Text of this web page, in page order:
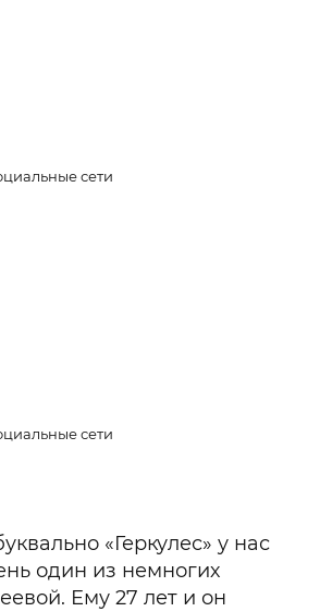
сети
сети
«Геркулес» у нас
один из немногих
Ему 27 лет и он